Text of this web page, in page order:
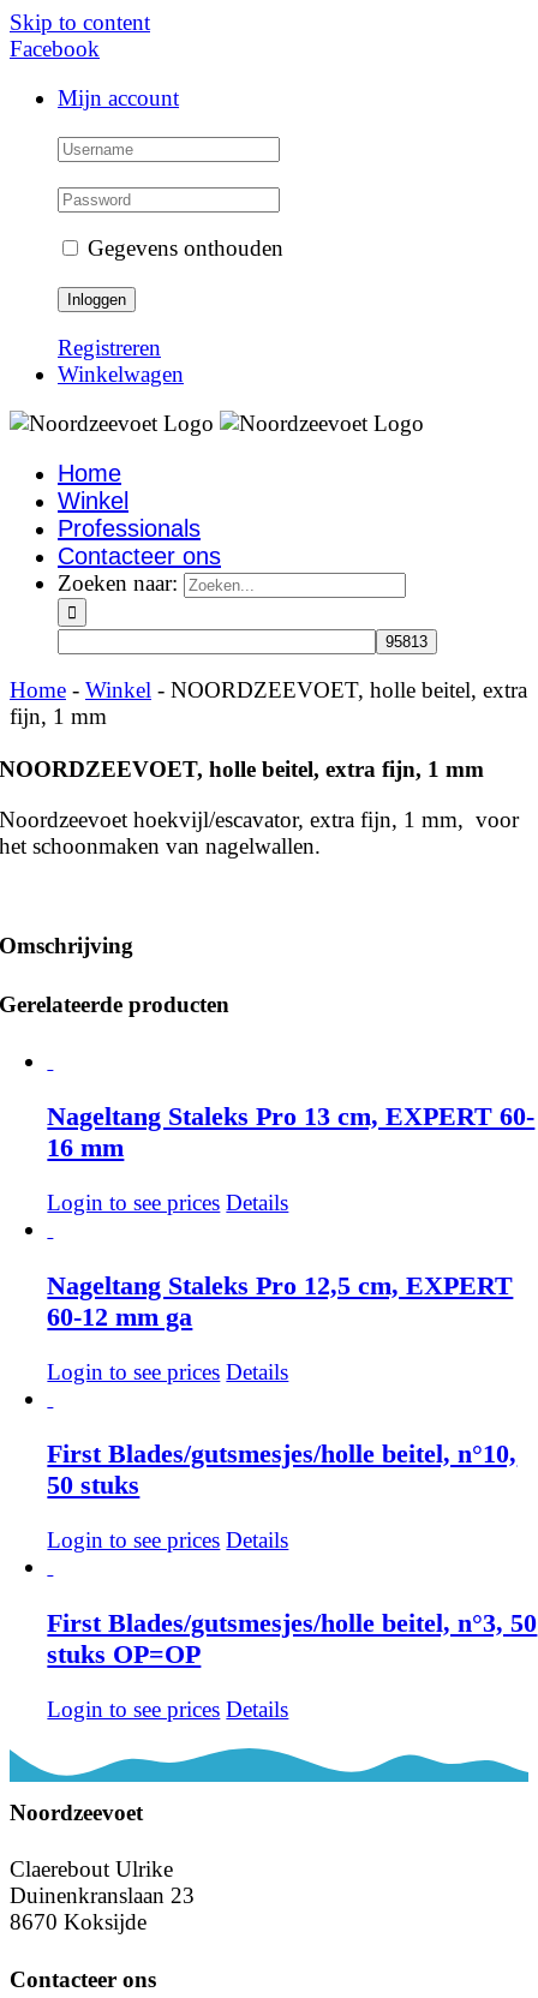
Skip to content
Facebook
Mijn account
Gegevens onthouden
Registreren
Winkelwagen
Home
Winkel
Professionals
Contacteer ons
Zoeken naar:
Home - Winkel - NOORDZEEVOET, holle beitel, extra
fijn, 1 mm
NOORDZEEVOET, holle beitel, extra fijn, 1 mm
Noordzeevoet hoekvijl/escavator, extra fijn, 1 mm, voor
het schoonmaken van nagelwallen.
Omschrijving
Gerelateerde producten
Nageltang Staleks Pro 13 cm, EXPERT 60-
16 mm
Login to see prices Details
Nageltang Staleks Pro 12,5 cm, EXPERT
60-12 mm ga
Login to see prices Details
First Blades/gutsmesjes/holle beitel, n°10,
50 stuks
Login to see prices Details
First Blades/gutsmesjes/holle beitel, n°3, 50
stuks OP=OP
Login to see prices Details
Noordzeevoet
Claerebout Ulrike
Duinenkranslaan 23
8670 Koksijde
Contacteer ons